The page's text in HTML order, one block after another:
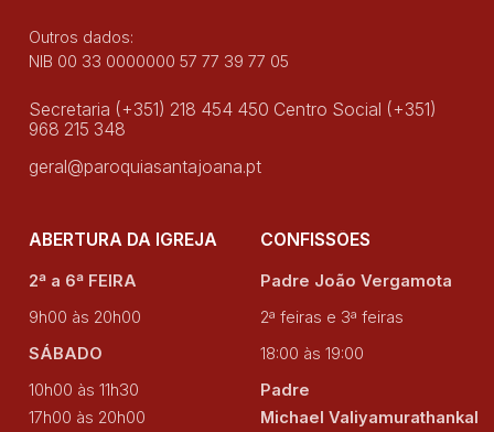
Outros dados:
NIB 00 33 0000000 57 77 39 77 05
Secretaria (+351) 218 454 450 Centro Social (+351)
968 215 348
geral@paroquiasantajoana.pt
ABERTURA DA IGREJA
2ª a 6ª FEIRA
9h00 às 20h00
SÁBADO
10h00 às 11h30
17h00 às 20h00
CONFISSÕES
Padre João Vergamota
2ª feiras e 3ª feiras
18:00 às 19:00
Padre
Michael Valiyamurathankal